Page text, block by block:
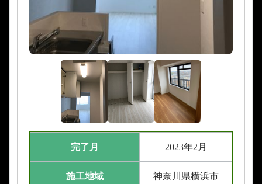
完了月 2023年2月
施工地域 神奈川県横浜市